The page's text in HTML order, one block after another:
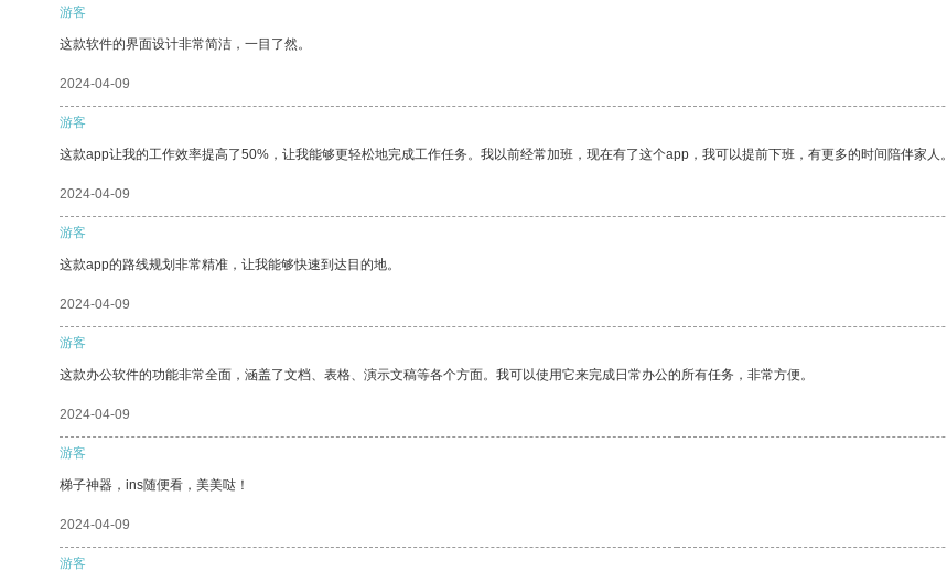
游客
这款软件的界面设计非常简洁，一目了然。
2024-04-09
游客
这款app让我的工作效率提高了50%，让我能够更轻松地完成工作任务。我以前经常加班，现在有了这个app，我可以提前下班，有更多的时间陪伴家人。
2024-04-09
游客
这款app的路线规划非常精准，让我能够快速到达目的地。
2024-04-09
游客
这款办公软件的功能非常全面，涵盖了文档、表格、演示文稿等各个方面。我可以使用它来完成日常办公的所有任务，非常方便。
2024-04-09
游客
梯子神器，ins随便看，美美哒！
2024-04-09
游客